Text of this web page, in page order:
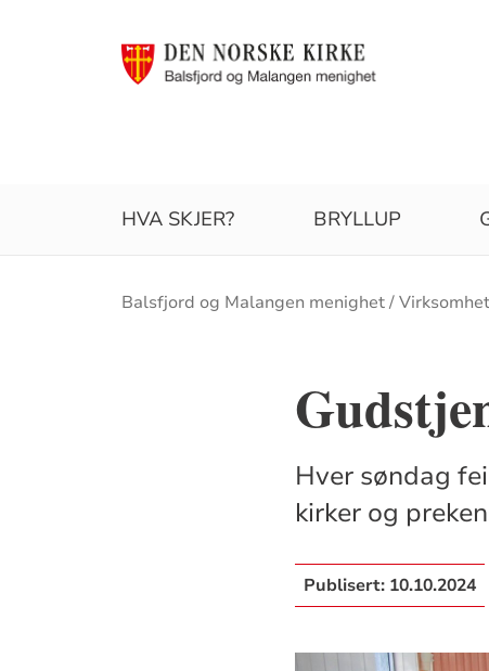
HVA SKJER? BRYLLUP
Brødsmulesti
Balsfjord og Malangen menighet
Hver søndag
kirker og
Publisert: 10.10.2024